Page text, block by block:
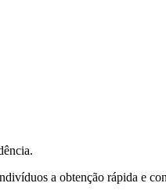
a obtenção rápida e